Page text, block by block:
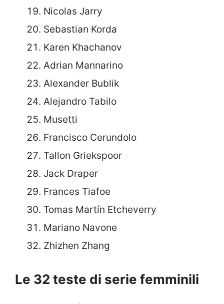
Nicolas Jarry
Sebastian Korda
Karen Khachanov
Adrian Mannarino
Alexander Bublik
Alejandro Tabilo
Musetti
Francisco Cerundolo
Tallon Griekspoor
Jack Draper
Frances Tiafoe
Tomas Martín Etcheverry
Mariano Navone
Zhizhen Zhang
Le 32 teste di serie femminili